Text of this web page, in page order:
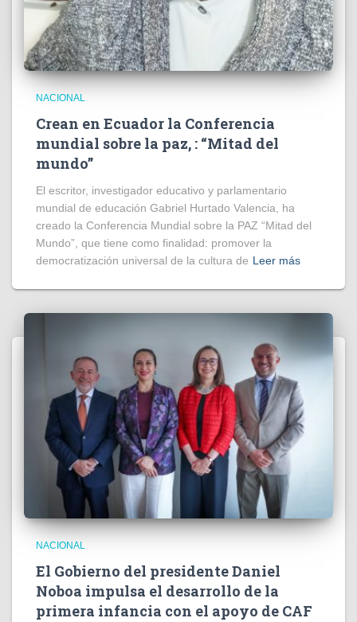
NACIONAL
Crean en Ecuador la Conferencia
mundial sobre la paz, : “Mitad del
mundo”
El escritor, investigador educativo y parlamentario
mundial de educación Gabriel Hurtado Valencia, ha
creado la Conferencia Mundial sobre la PAZ “Mitad del
Mundo”, que tiene como finalidad: promover la
democratización universal de la cultura de Leer más
NACIONAL
El Gobierno del presidente Daniel
Noboa impulsa el desarrollo de la
primera infancia con el apoyo de CAF